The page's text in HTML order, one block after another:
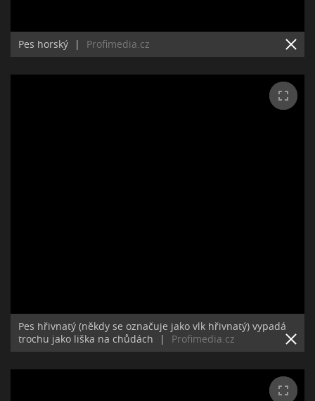
Pes horský | Profimedia.cz
Pes hřivnatý (někdy se označuje jako vlk hřivnatý) vypadá
trochu jako liška na chůdách
| Profimedia.cz